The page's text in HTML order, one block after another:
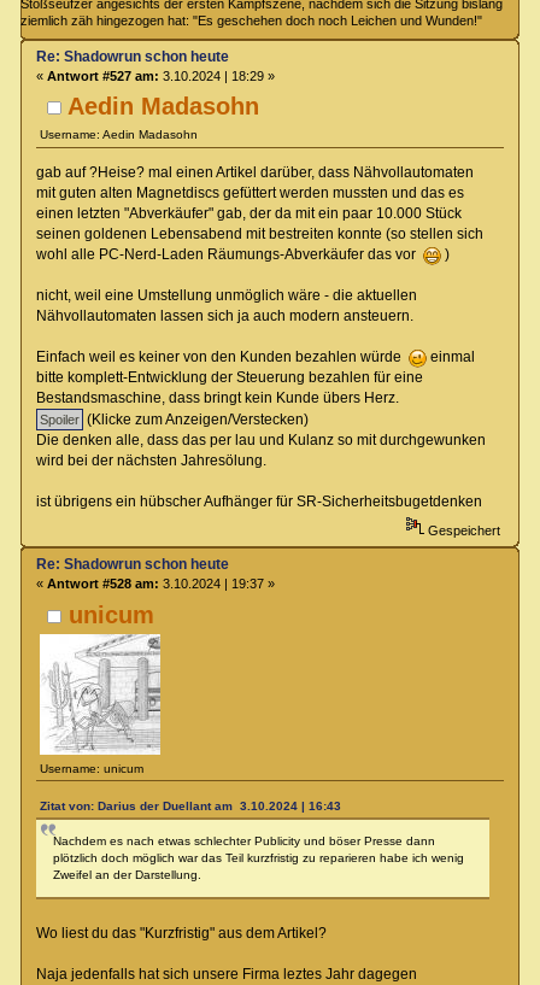
Stoßseufzer angesichts der ersten Kampfszene, nachdem sich die Sitzung bislang
ziemlich zäh hingezogen hat: "Es geschehen doch noch Leichen und Wunden!"
Aedin Madasohn
Username: Aedin Madasohn
Re: Shadowrun schon heute
« Antwort #527 am: 3.10.2024 | 18:29 »
gab auf ?Heise? mal einen Artikel darüber, dass Nähvollautomaten
mit guten alten Magnetdiscs gefüttert werden mussten und das es
einen letzten "Abverkäufer" gab, der da mit ein paar 10.000 Stück
seinen goldenen Lebensabend mit bestreiten konnte (so stellen sich
wohl alle PC-Nerd-Laden Räumungs-Abverkäufer das vor
)
nicht, weil eine Umstellung unmöglich wäre - die aktuellen
Nähvollautomaten lassen sich ja auch modern ansteuern.
Einfach weil es keiner von den Kunden bezahlen würde
einmal
bitte komplett-Entwicklung der Steuerung bezahlen für eine
Bestandsmaschine, dass bringt kein Kunde übers Herz.
(Klicke zum Anzeigen/Verstecken)
Die denken alle, dass das per lau und Kulanz so mit durchgewunken
wird bei der nächsten Jahresölung.
ist übrigens ein hübscher Aufhänger für SR-Sicherheitsbugetdenken
Gespeichert
unicum
Username: unicum
Re: Shadowrun schon heute
« Antwort #528 am: 3.10.2024 | 19:37 »
Zitat von: Darius der Duellant am 3.10.2024 | 16:43
Nachdem es nach etwas schlechter Publicity und böser Presse dann
plötzlich doch möglich war das Teil kurzfristig zu reparieren habe ich wenig
Zweifel an der Darstellung.
Wo liest du das "Kurzfristig" aus dem Artikel?
Naja jedenfalls hat sich unsere Firma leztes Jahr dagegen